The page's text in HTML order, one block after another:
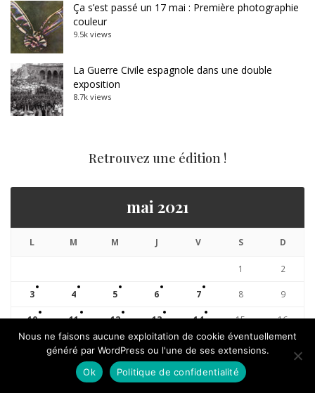
Ça s’est passé un 17 mai : Première photographie
couleur
9.5k views
La Guerre Civile espagnole dans une double
exposition
8.7k views
Retrouvez une édition !
mai 2021
L M M J V S D
1 2
3 4 5 6 7 8 9
10 11 12 13 14 15 16
18 19
25 26 27 28 29
Nous ne faisons aucune exploitation de cookie éventuellement
généré par WordPress ou l'une de ses extensions.
Ok
Politique de confidentialité